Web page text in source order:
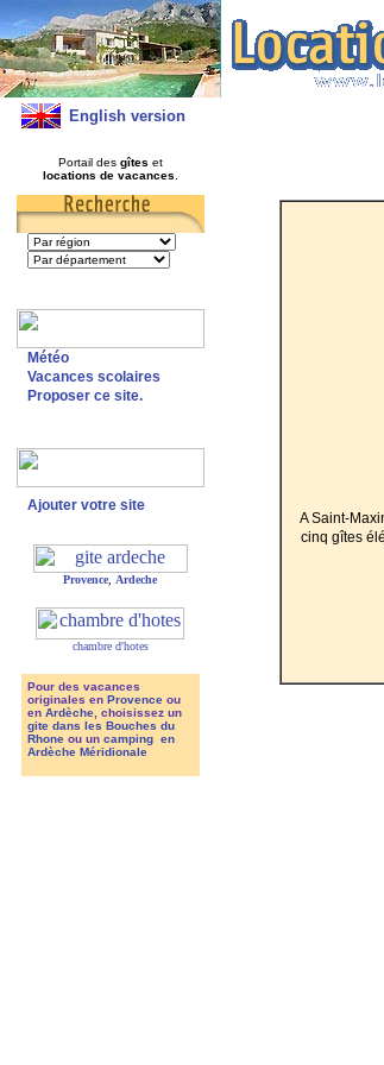
English version
Portail des gîtes et
locations de vacances
Météo
Vacances scolaires
Proposer ce site.
Ajouter votre site
Provence Ardeche
chambre d'hotes
Pour des vacances
originales en Provenceou
en Ardèche, choisissez un
gite dans les Bouches du
Rhoneou un camping en
Ardèche Méridionale
A Saint-
cinq gîtes